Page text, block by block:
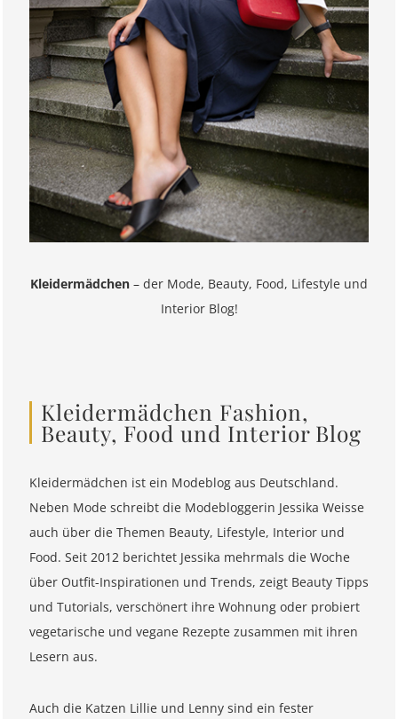
Kleidermädchen – der Mode, Beauty, Food, Lifestyle und
Interior Blog!
Kleidermädchen Fashion,
Beauty, Food und Interior Blog
Kleidermädchen ist ein Modeblog aus Deutschland.
Neben Mode schreibt die Modebloggerin Jessika Weisse
auch über die Themen Beauty, Lifestyle, Interior und
Food. Seit 2012 berichtet Jessika mehrmals die Woche
über Outfit-Inspirationen und Trends, zeigt Beauty Tipps
und Tutorials, verschönert ihre Wohnung oder probiert
vegetarische und vegane Rezepte zusammen mit ihren
Lesern aus.
Auch die Katzen Lillie und Lenny sind ein fester